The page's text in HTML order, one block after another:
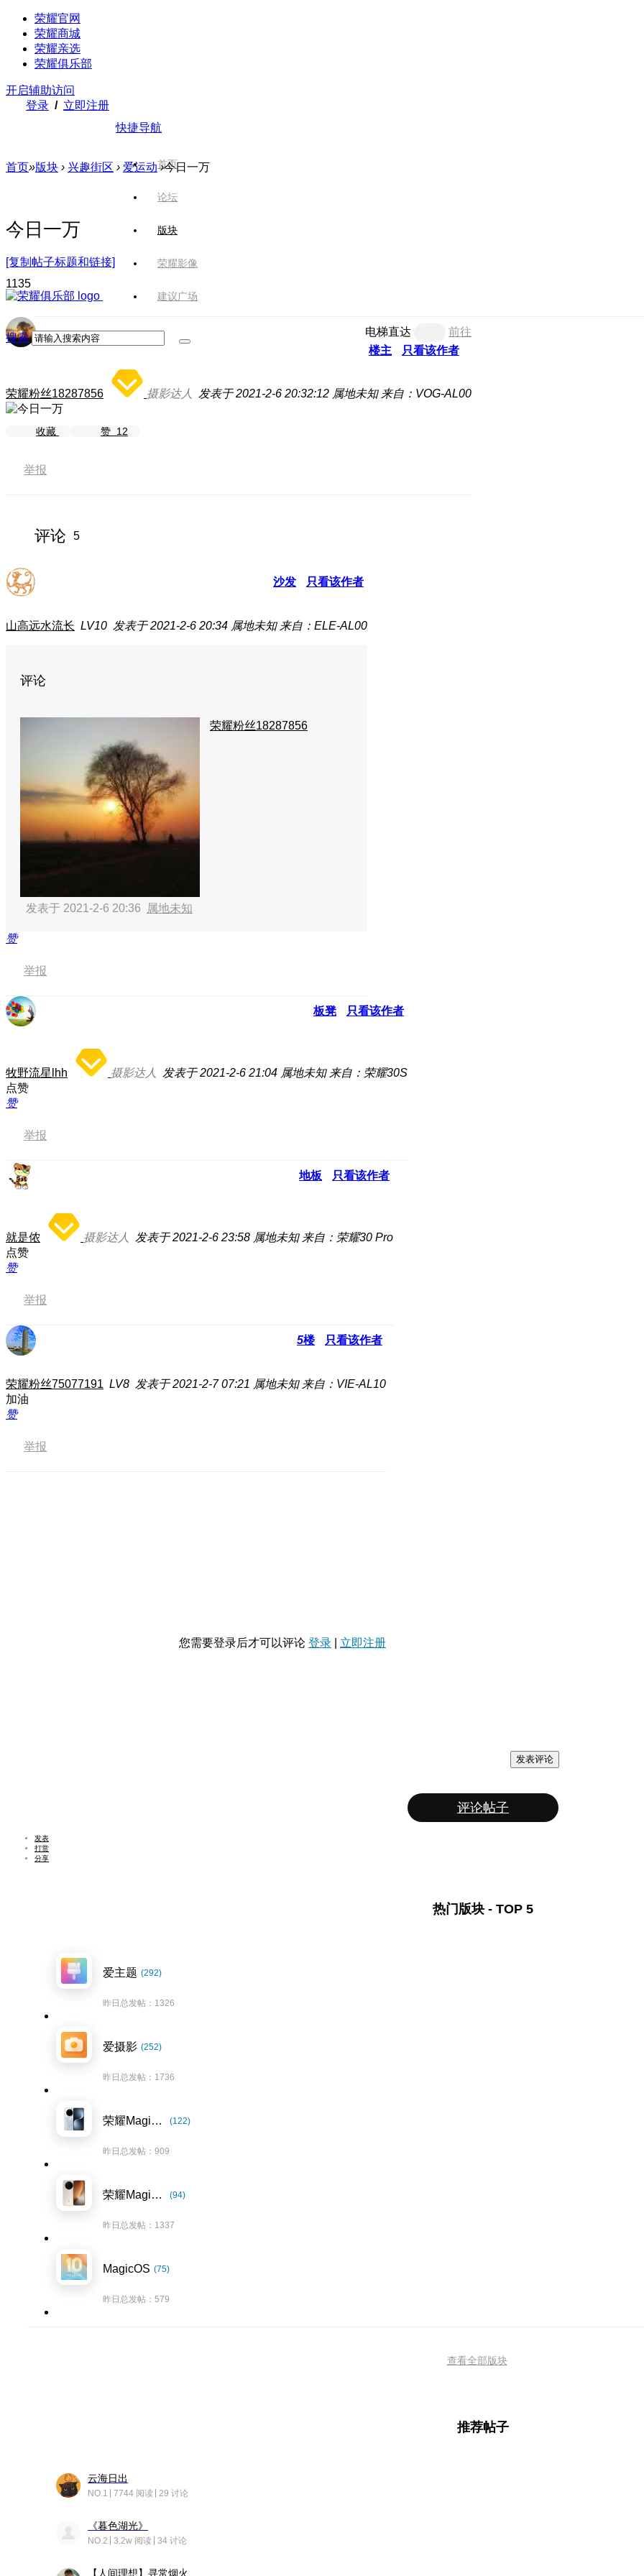
荣耀官网
荣耀商城
荣耀亲选
荣耀俱乐部
开启辅助访问
登录 / 立即注册
快捷导航
首页
论坛
版块
荣耀影像
建议广场
搜索
首页»版块 › 兴趣街区 › 爱运动 ›今日一万
今日一万
[复制帖子标题和链接]
1135
电梯直达
前往
楼主
只看该作者
荣耀粉丝18287856 摄影达人 发表于 2021-2-6 20:32:12 属地未知 来自：VOG-AL00
收藏 赞 12
举报
评论 5
沙发 只看该作者
山高远水流长 LV10 发表于 2021-2-6 20:34 属地未知 来自：ELE-AL00
评论
荣耀粉丝18287856
发表于 2021-2-6 20:36 属地未知
赞
举报
板凳 只看该作者
牧野流星lhh 摄影达人 发表于 2021-2-6 21:04 属地未知 来自：荣耀30S
点赞
赞
举报
地板 只看该作者
就是侬 摄影达人 发表于 2021-2-6 23:58 属地未知 来自：荣耀30 Pro
点赞
赞
举报
5楼 只看该作者
荣耀粉丝75077191 LV8 发表于 2021-2-7 07:21 属地未知 来自：VIE-AL10
加油
赞
举报
您需要登录后才可以评论 登录 立即注册
发表评论
评论帖子
发表
打赏
分享
热门版块 - TOP 5
爱主题 (292)
昨日总发帖：1326
爱摄影 (252)
昨日总发帖：1736
荣耀Magic7系列 (122)
昨日总发帖：909
荣耀Magic8系列 (94)
昨日总发帖：1337
MagicOS (75)
昨日总发帖：579
查看全部版块
推荐帖子
云海日出
NO.1 7744 阅读 29 讨论
《暮色湖光》
NO.2 3.2w 阅读 34 讨论
【人间理想】寻常烟火